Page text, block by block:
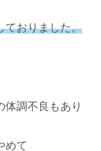
ておりました。
体調不良もあり
めて